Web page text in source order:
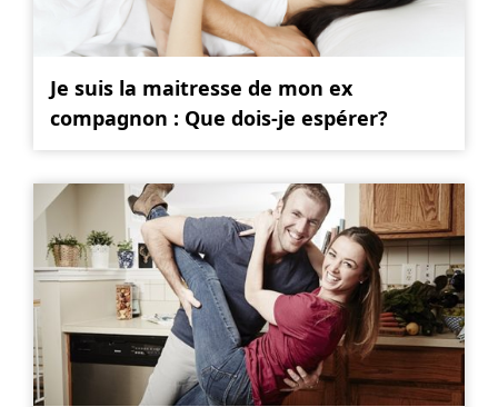
Je suis la maitresse de mon ex
compagnon : Que dois-je espérer?